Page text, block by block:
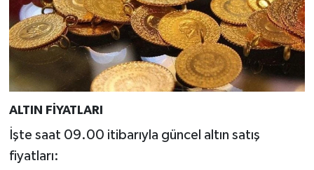
ALTIN FİYATLARI
İşte saat 09.00 itibarıyla güncel altın satış
fiyatları: